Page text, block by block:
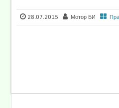
28.07.2015 Мотор БИ